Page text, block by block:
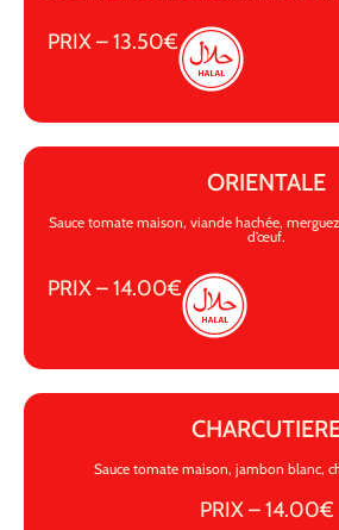
PRIX – 13.50€
ORIENTALE
Sauce tomate maison, viande hachée,
d’œuf.
PRIX – 14.00€
Sauce tomate maison, jambon blanc,
PRIX – 14.00€